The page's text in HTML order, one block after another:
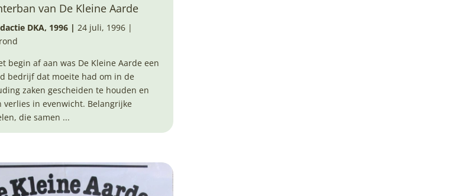
van De Kleine Aarde
DKA, 1996 | 24 juli, 1996 |
begin af aan was De Kleine Aarde een
bedrijf dat moeite had om in de
zaken gescheiden te houden en
verlies in evenwicht. Belangrijke
die samen ...